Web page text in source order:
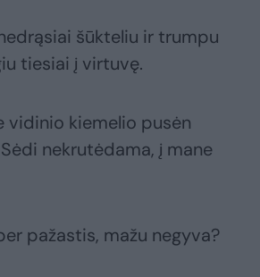
šūkteliu ir trumpu
tiesiai į virtuvę.
vidinio kiemelio pusėn
nekrutėdama, į mane
pažastis, mažu negyva?